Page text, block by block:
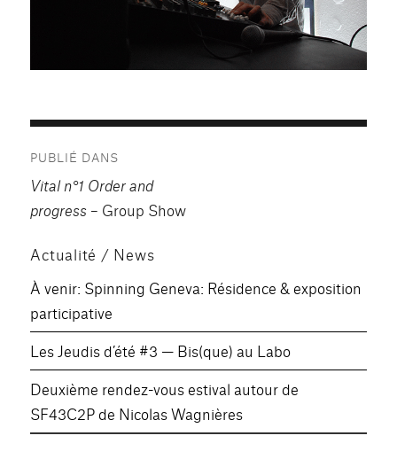
de
l’article
PUBLIÉ DANS
Vital n°1 Order and
progress – Group Show
Actualité / News
À venir: Spinning Geneva: Résidence & exposition
participative
Les Jeudis d’été #3 — Bis(que) au Labo
Deuxième rendez-vous estival autour de
SF43C2P de Nicolas Wagnières